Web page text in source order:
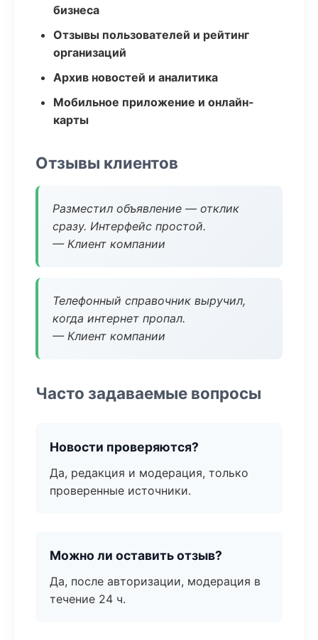
бизнеса
Отзывы пользователей и рейтинг
организаций
Архив новостей и аналитика
Мобильное приложение и онлайн-
карты
Отзывы клиентов
Разместил объявление — отклик
сразу. Интерфейс простой.
— Клиент компании
Телефонный справочник выручил,
когда интернет пропал.
— Клиент компании
Часто задаваемые вопросы
Новости проверяются?
Да, редакция и модерация, только
проверенные источники.
Можно ли оставить отзыв?
Да, после авторизации, модерация в
течение 24 ч.